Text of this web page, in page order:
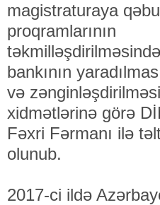
magistraturaya
proqramlarının
bankının
və
xidmətlərinə görə
Fəxri Fərmanı ilə
olunub.
2017-ci ildə